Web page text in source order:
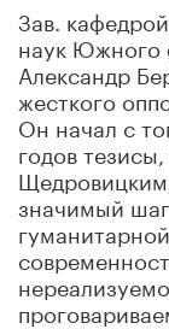
Зав.
наук Южного
Александр
жесткого
Он начал с
годов
значимый